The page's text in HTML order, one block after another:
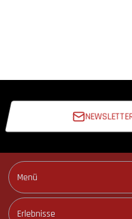
Menü
Strecken und Termine
Veranstaltungskalender
Erlebnisse